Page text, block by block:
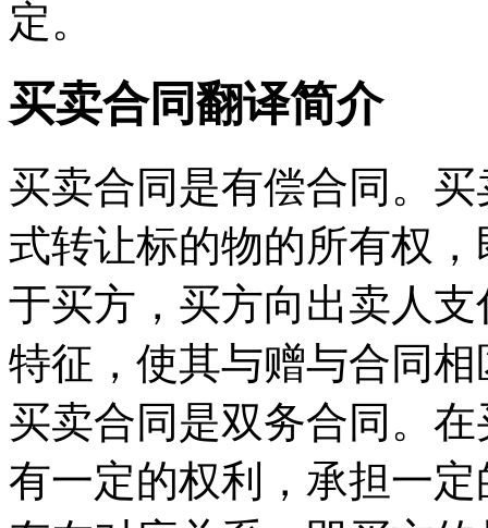
定。
买卖合同翻译简介
买卖合同是有偿合同。
式转让标的物的所有权
于买方，买方向出卖人
特征，使其与赠与合同相
买卖合同是双务合同。
有一定的权利，承担一